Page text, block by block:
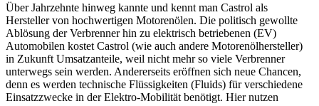
Über Jahrzehnte hinweg kannte und kennt man Castrol als
Hersteller von hochwertigen Motorenölen. Die politisch gewollte
Ablösung der Verbrenner hin zu elektrisch betriebenen (EV)
Automobilen kostet Castrol (wie auch andere Motorenölhersteller)
in Zukunft Umsatzanteile, weil nicht mehr so viele Verbrenner
unterwegs sein werden. Andererseits eröffnen sich neue Chancen,
denn es werden technische Flüssigkeiten (Fluids) für verschiedene
Einsatzzwecke in der Elektro-Mobilität benötigt. Hier nutzen